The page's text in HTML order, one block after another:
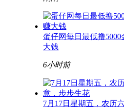
蛋仔网每日最低撸
大钱
6小时前
7月17日星期五，农历